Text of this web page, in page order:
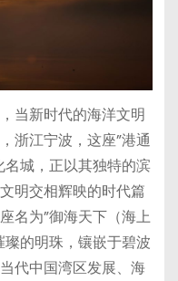
当新时代的海洋文明
浙江宁波，这座”港通
城，正以其独特的滨
明交相辉映的时代篇
名为”御海天下（海上
的明珠，镶嵌于碧波
代中国湾区发展、海